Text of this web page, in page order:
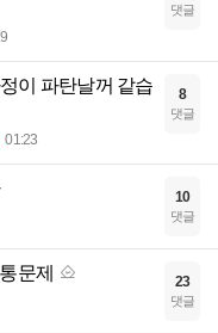
댓글
이 파탄날꺼 같습
01:23
8
댓글
10
댓글
문제 23
댓글